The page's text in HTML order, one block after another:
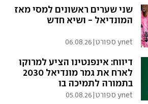
שני שערים ראשונים למסי מאז
המונדיאל - ושיא חדש
ynet ספורט |
06.08.26
דיווח: אינפנטינו הציע למרוקו
לארח את גמר מונדיאל 2030
בתמורה לתמיכה בו
ynet ספורט |
05.08.26